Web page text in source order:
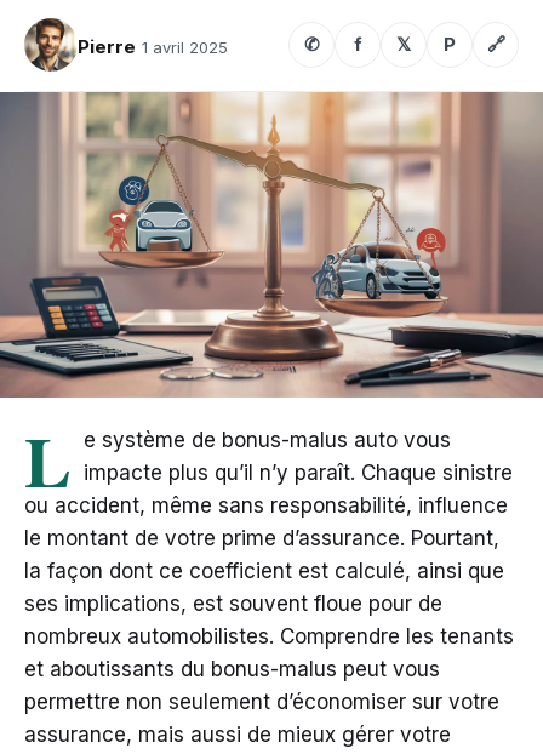
Pierre 1 avril 2025 ✆ f 𝕏 P 🔗
L
e système de bonus-malus auto vous
impacte plus qu’il n’y paraît. Chaque sinistre
ou accident, même sans responsabilité, influence
le montant de votre prime d’assurance. Pourtant,
la façon dont ce coefficient est calculé, ainsi que
ses implications, est souvent floue pour de
nombreux automobilistes. Comprendre les tenants
et aboutissants du bonus-malus peut vous
permettre non seulement d’économiser sur votre
assurance, mais aussi de mieux gérer votre